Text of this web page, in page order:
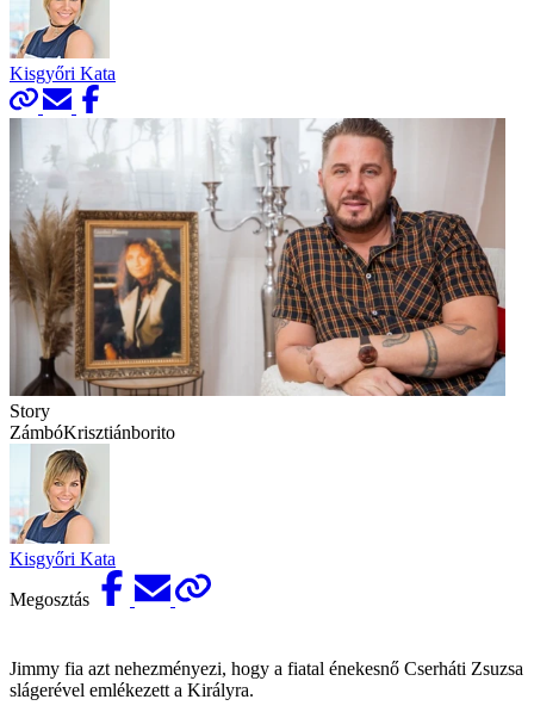
Kisgyőri Kata
Story
ZámbóKrisztiánborito
Kisgyőri Kata
Megosztás
Jimmy fia azt nehezményezi, hogy a fiatal énekesnő Cserháti Zsuzsa
slágerével emlékezett a Királyra.